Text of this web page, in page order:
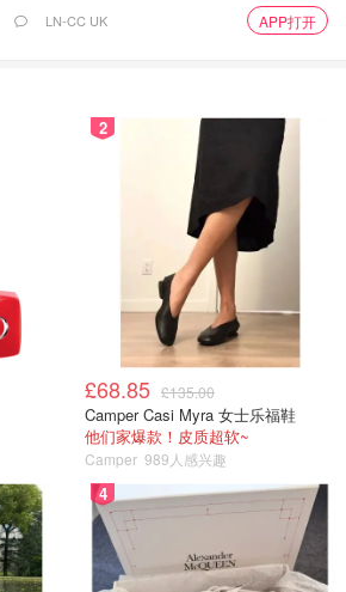
己的电话号码进行验证：
LN-CC UK APP打开
2
£68.85 £135.00
Camper Casi Myra 女士乐福鞋
他们家爆款！皮质超软~
Camper 989人感兴趣
4